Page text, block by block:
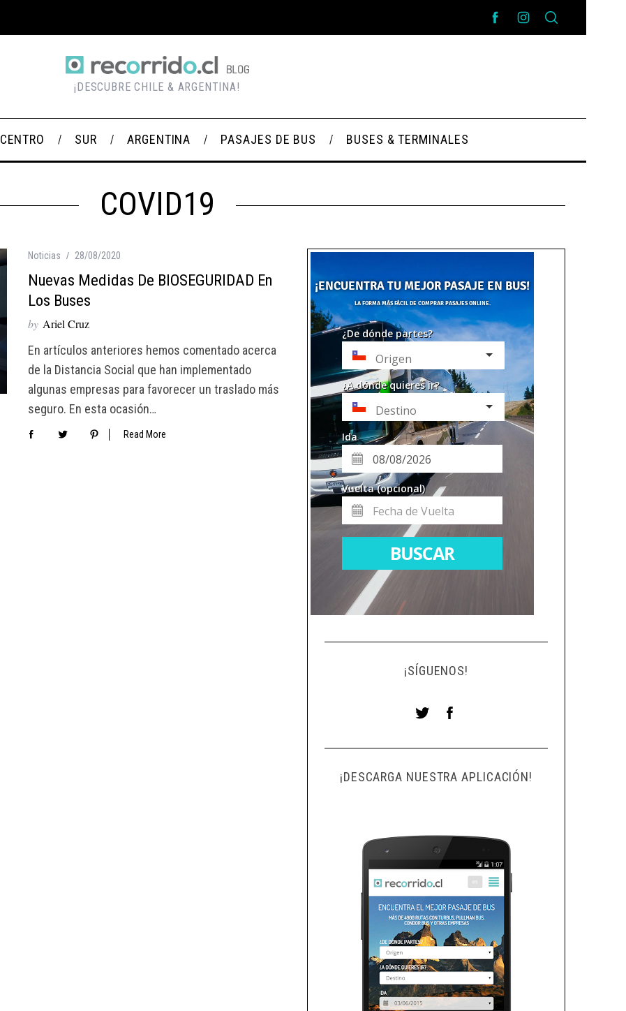
¡DESCUBRE CHILE & ARGENTINA!
CENTRO SUR ARGENTINA PASAJES DE BUS BUSES & TERMINALES
COVID19
Noticias 28/08/2020
Nuevas Medidas De BIOSEGURIDAD En
Los Buses
by Ariel Cruz
En artículos anteriores hemos comentado acerca
de la Distancia Social que han implementado
algunas empresas para favorecer un traslado más
seguro. En esta ocasión…
Read More
¡SÍGUENOS!
¡DESCARGA NUESTRA APLICACIÓN!